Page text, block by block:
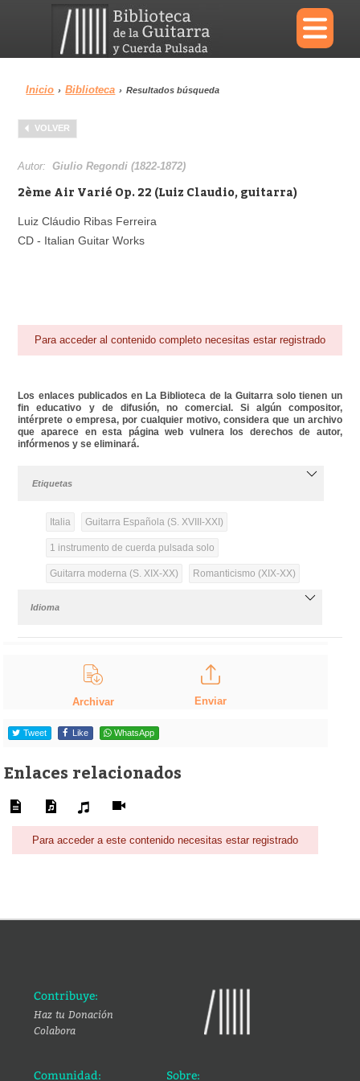
×
Menu
Biblioteca
Área personal
Inicio › Biblioteca › Resultados búsqueda
VOLVER
Autor:Giulio Regondi (1822-1872)
2ème Air Varié Op. 22 (Luiz Claudio, guitarra)
Luiz Cláudio Ribas Ferreira
CD - Italian Guitar Works
Para acceder al contenido completo necesitas estar registrado
Los enlaces publicados en La Biblioteca de la Guitarra solo tienen un
fin educativo y de difusión, no comercial. Si algún compositor,
intérprete o empresa, por cualquier motivo, considera que un archivo
que aparece en esta página web vulnera los derechos de autor,
infórmenos y se eliminará.
Etiquetas
Italia Guitarra Española (S. XVIII-XXI)
1 instrumento de cuerda pulsada solo
Guitarra moderna (S. XIX-XX) Romanticismo (XIX-XX)
Idioma
Archivar Enviar
Tweet Like WhatsApp
Enlaces relacionados
Para acceder a este contenido necesitas estar registrado
Contribuye:
Haz tu Donación
Colabora
Comunidad: Sobre: